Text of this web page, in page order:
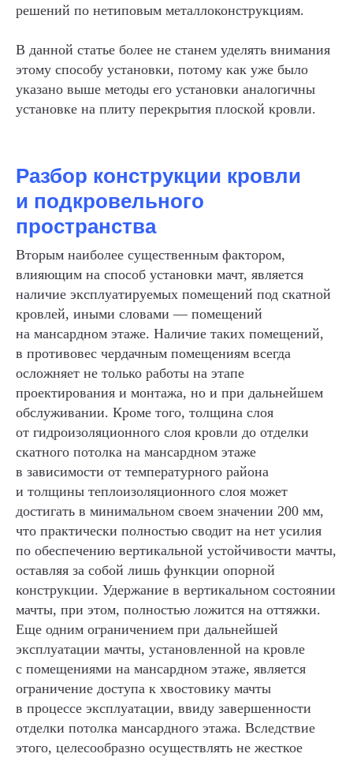
решений по нетиповым металлоконструкциям.
В данной статье более не станем уделять внимания
этому способу установки, потому как уже было
указано выше методы его установки аналогичны
установке на плиту перекрытия плоской кровли.
Разбор конструкции кровли
и подкровельного
пространства
Вторым наиболее существенным фактором,
влияющим на способ установки мачт, является
наличие эксплуатируемых помещений под скатной
кровлей, иными словами — помещений
на мансардном этаже. Наличие таких помещений,
в противовес чердачным помещениям всегда
осложняет не только работы на этапе
проектирования и монтажа, но и при дальнейшем
обслуживании. Кроме того, толщина слоя
от гидроизоляционного слоя кровли до отделки
скатного потолка на мансардном этаже
в зависимости от температурного района
и толщины теплоизоляционного слоя может
достигать в минимальном своем значении 200 мм,
что практически полностью сводит на нет усилия
по обеспечению вертикальной устойчивости мачты,
оставляя за собой лишь функции опорной
конструкции. Удержание в вертикальном состоянии
мачты, при этом, полностью ложится на оттяжки.
Еще одним ограничением при дальнейшей
эксплуатации мачты, установленной на кровле
с помещениями на мансардном этаже, является
ограничение доступа к хвостовику мачты
в процессе эксплуатации, ввиду завершенности
отделки потолка мансардного этажа. Вследствие
этого, целесообразно осуществлять не жесткое